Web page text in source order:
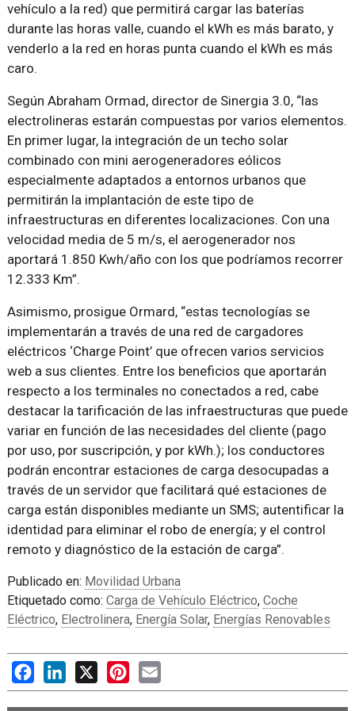
vehículo a la red) que permitirá cargar las baterías
durante las horas valle, cuando el kWh es más barato, y
venderlo a la red en horas punta cuando el kWh es más
caro.
Según Abraham Ormad, director de Sinergia 3.0, “las
electrolineras estarán compuestas por varios elementos.
En primer lugar, la integración de un techo solar
combinado con mini aerogeneradores eólicos
especialmente adaptados a entornos urbanos que
permitirán la implantación de este tipo de
infraestructuras en diferentes localizaciones. Con una
velocidad media de 5 m/s, el aerogenerador nos
aportará 1.850 Kwh/año con los que podríamos recorrer
12.333 Km”.
Asimismo, prosigue Ormard, “estas tecnologías se
implementarán a través de una red de cargadores
eléctricos ‘Charge Point’ que ofrecen varios servicios
web a sus clientes. Entre los beneficios que aportarán
respecto a los terminales no conectados a red, cabe
destacar la tarificación de las infraestructuras que puede
variar en función de las necesidades del cliente (pago
por uso, por suscripción, y por kWh.); los conductores
podrán encontrar estaciones de carga desocupadas a
través de un servidor que facilitará qué estaciones de
carga están disponibles mediante un SMS; autentificar la
identidad para eliminar el robo de energía; y el control
remoto y diagnóstico de la estación de carga”.
Publicado en: Movilidad Urbana
Etiquetado como: Carga de Vehículo Eléctrico, Coche
Eléctrico, Electrolinera, Energía Solar, Energías Renovables
FacebookLinkedIn
X PinterestEmail